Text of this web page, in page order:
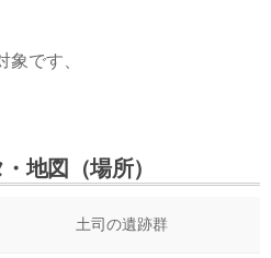
です、
地図（場所）
土司の遺跡群